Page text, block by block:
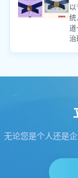
统
道
治
无论您是个人还是